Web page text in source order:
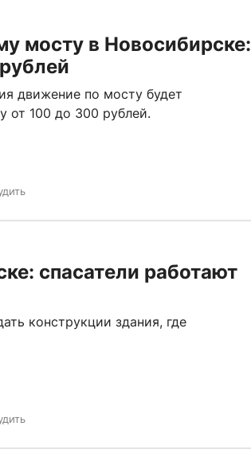
мосту в Новосибирске:
движение по мосту будет
от 100 до 300 рублей.
спасатели работают
конструкции здания, где